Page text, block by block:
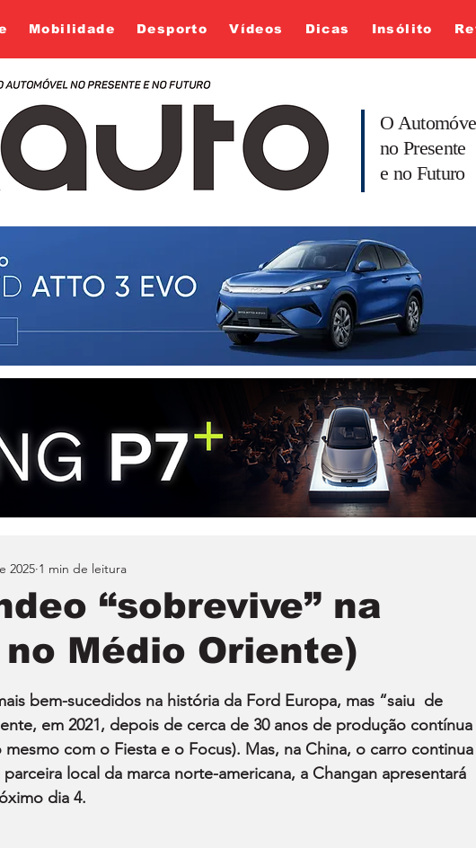
Mobilidade Desporto Vídeos Dicas Insólito
O
no Presente
e no Futuro
“sobrevive” na
Médio Oriente)
2025 1 min de leitura
bem-sucedidos na história da Ford Europa, mas “saiu  de
em 2021, depois de cerca de 30 anos de produção contínua
com o Fiesta e o Focus). Mas, na China, o carro
local da marca norte-americana, a Changan apresentará
dia 4.